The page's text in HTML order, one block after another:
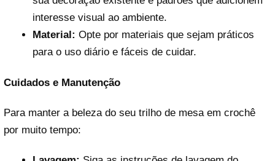
interesse visual ao ambiente.
Material: Opte por materiais que sejam práticos
para o uso diário e fáceis de cuidar.
Cuidados e Manutenção
Para manter a beleza do seu trilho de mesa em crochê
por muito tempo: